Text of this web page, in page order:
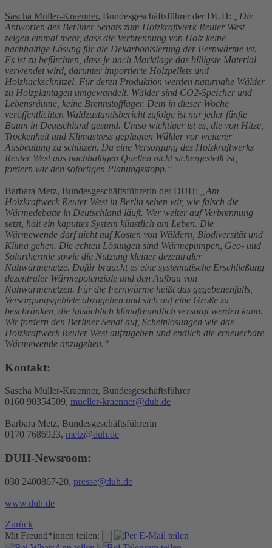
Sascha Müller-Kraenner, Bundesgeschäftsführer der DUH:
„Die
Antworten des Berliner Senats zum Holzkraftwerk Reuter West
zeigen einmal mehr, dass die Verbrennung von Holz keine
nachhaltige Lösung für die Dekarbonisierung der Fernwärme ist.
Es ist zu befürchten, dass je nach Marktlage das billigste Material
verwendet wird, darunter importierte Holzpellets und
Holzhackschnitzel. Für deren Produktion werden naturnahe Wälder
zu Holzplantagen umgewandelt. Wälder sind CO2-Speicher und
Lebensräume, keine Brennstofflager. Dem in dieser Woche
veröffentlichten Waldzustandsbericht zufolge ist nur jeder fünfte
Baum in Deutschland gesund. Umso wichtiger ist es, die von Hitze,
Trockenheit und Klimastress geplagten Wälder vor weiterer
Ausbeutung zu schützen. Da eine Versorgung des Holzkraftwerks
Reuter West aus nachhaltigen Quellen nicht sichergestellt ist,
fordern wir den sofortigen Planungsstopp.“
Barbara Metz, Bundesgeschäftsführerin der DUH:
„Am
Holzkraftwerk Reuter West in Berlin sehen wir, wie falsch die
Wärmedebatte in Deutschland läuft. Wer weiter auf Verbrennung
setzt, hält ein kaputtes System künstlich am Leben. Die
Wärmewende darf nicht auf Kosten von Wäldern, Biodiversität und
Klima gehen. Die echten Lösungen sind Wärmepumpen, Geo- und
Solarthermie sowie die Nutzung kleiner dezentraler
Nahwärmenetze. Dafür braucht es eine systematische Erschließung
dezentraler Wärmepotenziale und den Aufbau von
Nahwärmenetzen. Für die Fernwärme heißt das gegebenenfalls,
Versorgungsgebiete abzugeben und sich auf eine Größe zu
beschränken, die tatsächlich klimafreundlich versorgt werden kann.
Wir fordern den Berliner Senat auf, Scheinlösungen wie das
Holzkraftwerk Reuter West aufzugeben und endlich die erneuerbare
Wärmewende anzugehen.“
Kontakt:
Sascha Müller-Kraenner, Bundesgeschäftsführer
0160 90354509, mueller-kraenner@duh.de
Barbara Metz, Bundesgeschäftsführerin
0170 7686923, metz@duh.de
DUH-Newsroom:
030 2400867-20, presse@duh.de
www.duh.de
Zurück
Mit Freund*innen teilen: